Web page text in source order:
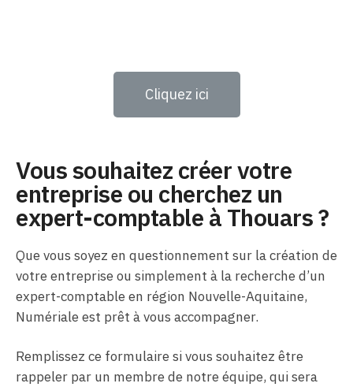
Cliquez ici
Vous souhaitez créer votre
entreprise ou cherchez un
expert-comptable à Thouars ?
Que vous soyez en questionnement sur la création de
votre entreprise ou simplement à la recherche d’un
expert-comptable en région Nouvelle-Aquitaine,
Numériale est prêt à vous accompagner.
Remplissez ce formulaire si vous souhaitez être
rappeler par un membre de notre équipe, qui sera